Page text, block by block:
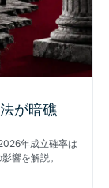
が暗礁
年成立確率は
響を解説。